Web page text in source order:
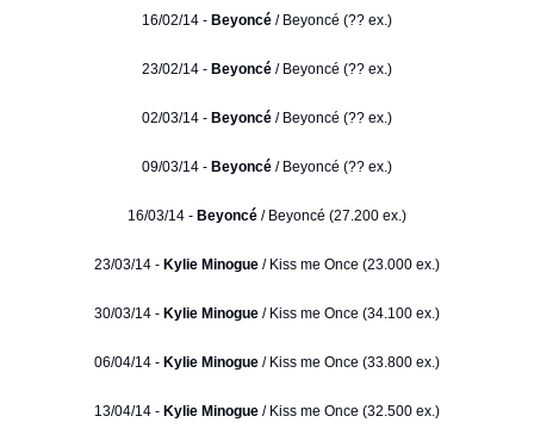
16/02/14 - Beyoncé / Beyoncé (?? ex.)
23/02/14 - Beyoncé / Beyoncé (?? ex.)
02/03/14 - Beyoncé / Beyoncé (?? ex.)
09/03/14 - Beyoncé / Beyoncé (?? ex.)
16/03/14 - Beyoncé / Beyoncé (27.200 ex.)
23/03/14 - Kylie Minogue / Kiss me Once (23.000 ex.)
30/03/14 - Kylie Minogue / Kiss me Once (34.100 ex.)
06/04/14 - Kylie Minogue / Kiss me Once (33.800 ex.)
13/04/14 - Kylie Minogue / Kiss me Once (32.500 ex.)